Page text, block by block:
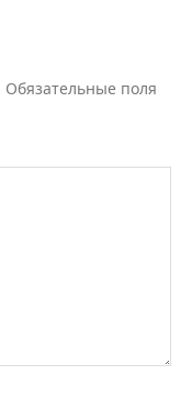
Обязательные поля